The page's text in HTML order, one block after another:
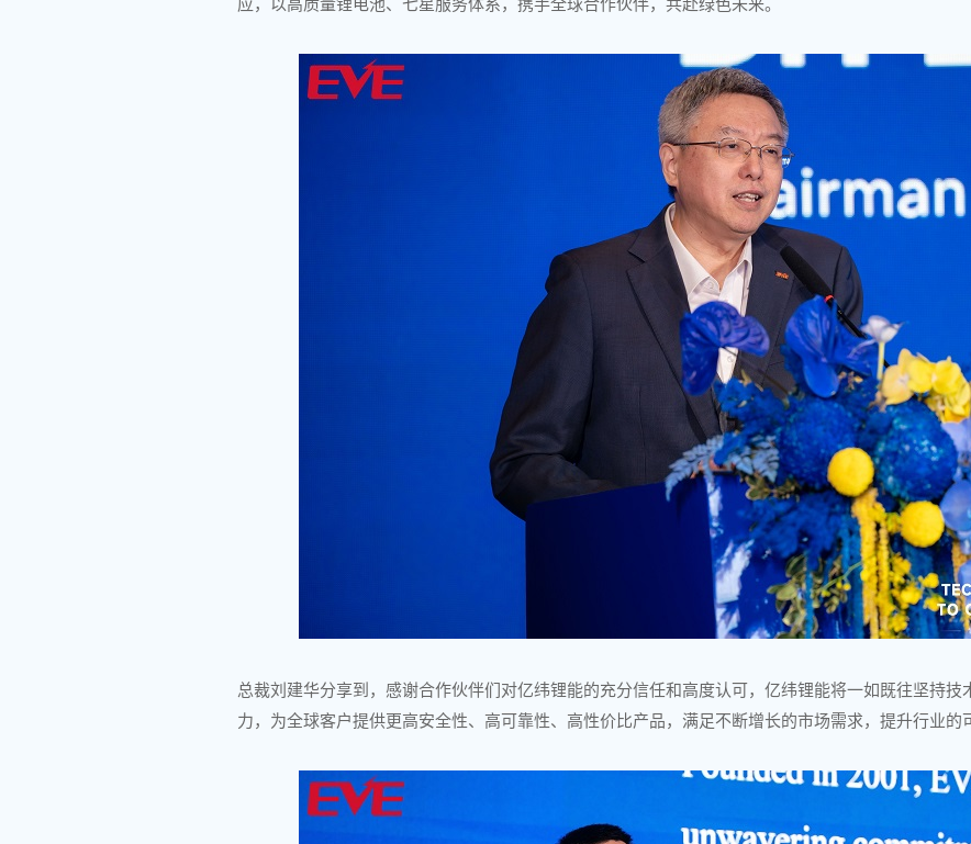
总裁刘建华分享到，感谢合作伙伴们对亿纬锂能的充分信任和高度认可，亿纬锂能将一如既往坚持
力，为全球客户提供更高安全性、高可靠性、高性价比产品，满足不断增长的市场需求，提升行业的